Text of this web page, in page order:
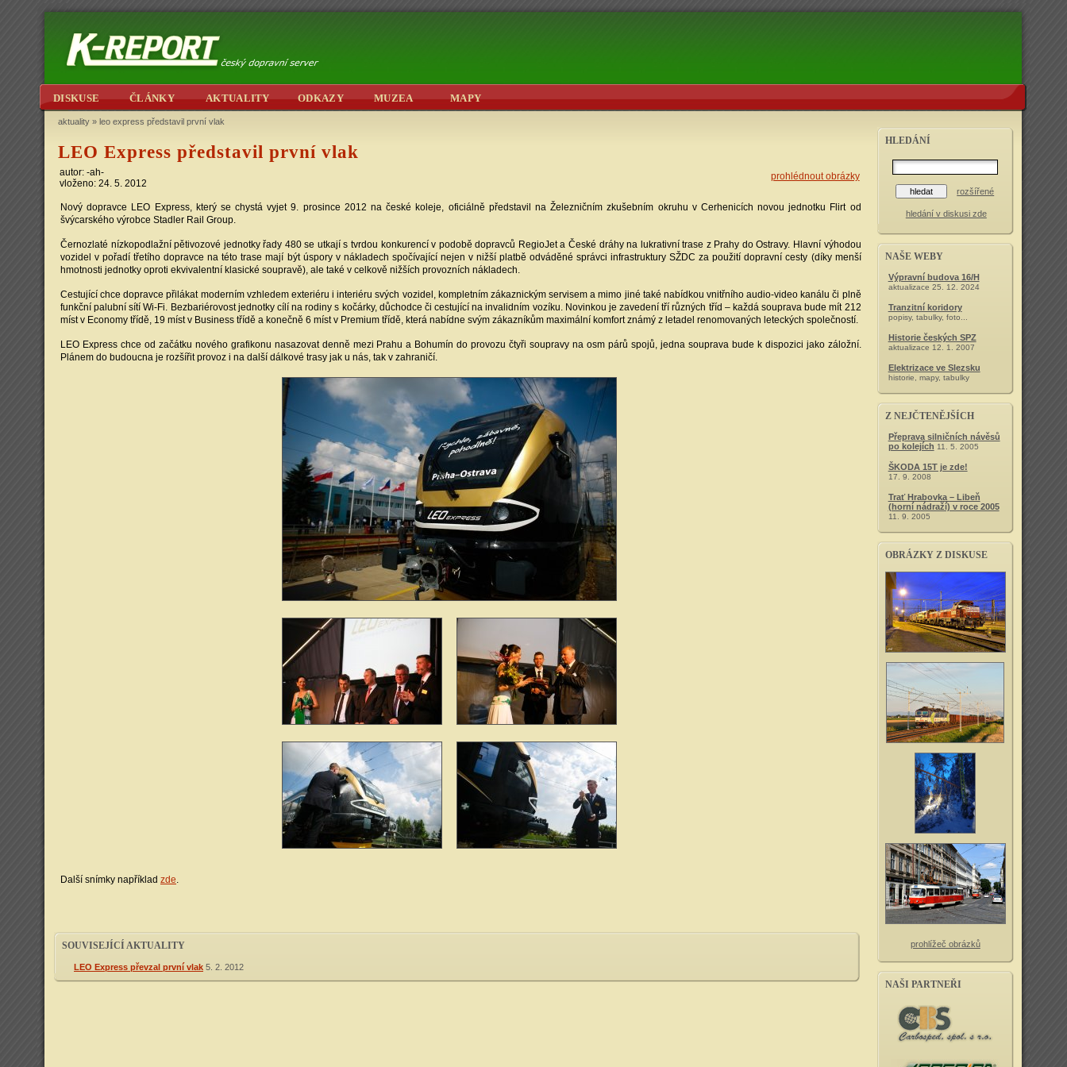
DISKUSE ČLÁNKY AKTUALITY ODKAZY MUZEA MAPY
HLEDÁNÍ
rozšířené
hledání v diskusi zde
NAŠE WEBY
Výpravní budova 16/H
aktualizace 25. 12. 2024
Tranzitní koridory
popisy, tabulky, foto...
Historie českých SPZ
aktualizace 12. 1. 2007
Elektrizace ve Slezsku
historie, mapy, tabulky
Z NEJČTENĚJŠÍCH
Přeprava silničních návěsů
po kolejích 11. 5. 2005
ŠKODA 15T je zde!
17. 9. 2008
Trať Hrabovka – Libeň
(horní nádraží) v roce 2005
11. 9. 2005
OBRÁZKY Z DISKUSE
prohlížeč obrázků
NAŠI PARTNEŘI
aktuality » leo express představil první vlak
LEO Express představil první vlak
prohlédnout obrázky
autor: -ah-
vloženo: 24. 5. 2012
Nový dopravce LEO Express, který se chystá vyjet 9. prosince 2012 na české koleje, oficiálně představil na Železničním zkušebním okruhu v Cerhenicích novou jednotku Flirt od
švýcarského výrobce Stadler Rail Group.
Černozlaté nízkopodlažní pětivozové jednotky řady 480 se utkají s tvrdou konkurencí v podobě dopravců RegioJet a České dráhy na lukrativní trase z Prahy do Ostravy. Hlavní výhodou
vozidel v pořadí třetího dopravce na této trase mají být úspory v nákladech spočívající nejen v nižší platbě odváděné správci infrastruktury SŽDC za použití dopravní cesty (díky menší
hmotnosti jednotky oproti ekvivalentní klasické soupravě), ale také v celkově nižších provozních nákladech.
Cestující chce dopravce přilákat moderním vzhledem exteriéru i interiéru svých vozidel, kompletním zákaznickým servisem a mimo jiné také nabídkou vnitřního audio-video kanálu či plně
funkční palubní sítí Wi-Fi. Bezbariérovost jednotky cílí na rodiny s kočárky, důchodce či cestující na invalidním vozíku. Novinkou je zavedení tří různých tříd – každá souprava bude mít 212
míst v Economy třídě, 19 míst v Business třídě a konečně 6 míst v Premium třídě, která nabídne svým zákazníkům maximální komfort známý z letadel renomovaných leteckých společností.
LEO Express chce od začátku nového grafikonu nasazovat denně mezi Prahu a Bohumín do provozu čtyři soupravy na osm párů spojů, jedna souprava bude k dispozici jako záložní.
Plánem do budoucna je rozšířit provoz i na další dálkové trasy jak u nás, tak v zahraničí.
Další snímky například zde.
SOUVISEJÍCÍ AKTUALITY
LEO Express převzal první vlak 5. 2. 2012